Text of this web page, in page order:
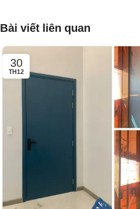
Bài viết liên quan
30
TH12